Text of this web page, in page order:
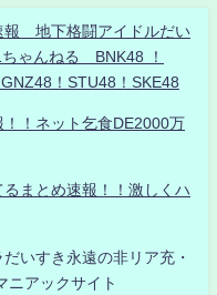
報 地下格闘アイドルだい
ゃんねる BNK48 ！
！STU48！SKE48
！ネット乞食DE2000万
まとめ速報！！激しくハ
いすき永遠の非リア充・
ニアックサイト